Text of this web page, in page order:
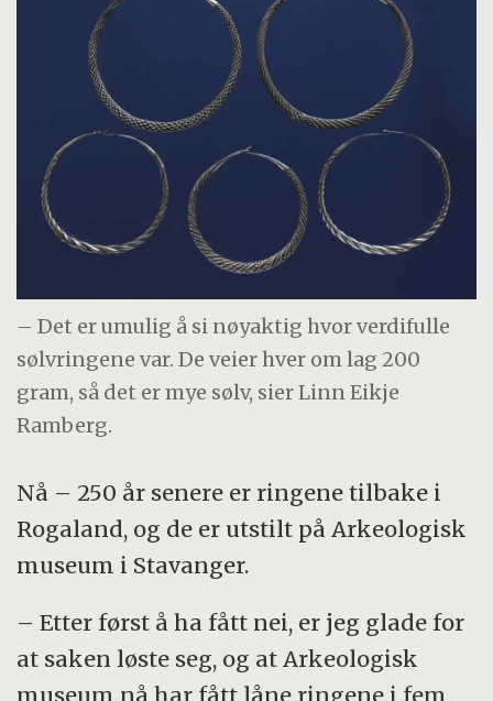
– Det er umulig å si nøyaktig hvor verdifulle
sølvringene var. De veier hver om lag 200
gram, så det er mye sølv, sier Linn Eikje
Ramberg.
Nå – 250 år senere er ringene tilbake i
Rogaland, og de er utstilt på Arkeologisk
museum i Stavanger.
– Etter først å ha fått nei, er jeg glade for
at saken løste seg, og at Arkeologisk
museum nå har fått låne ringene i fem